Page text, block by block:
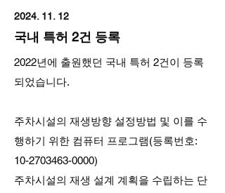
2024. 11. 12
국내 특허 2건 등록
2022년에 출원했던 국내 특허 2건이 등록
되었습니다.
​주차시설의 재생방향 설정방법 및 이를 수
행하기 위한 컴퓨터 프로그램(등록번호:
10-2703463-0000)
​주차시설의 재생 설계 계획을 수립하는 단